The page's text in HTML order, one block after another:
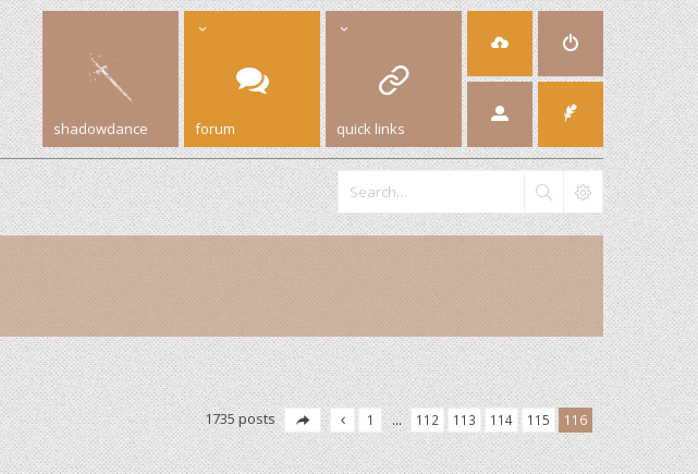
shadowdance forum quick links
1735 posts 1 … 112 113 114 115 116